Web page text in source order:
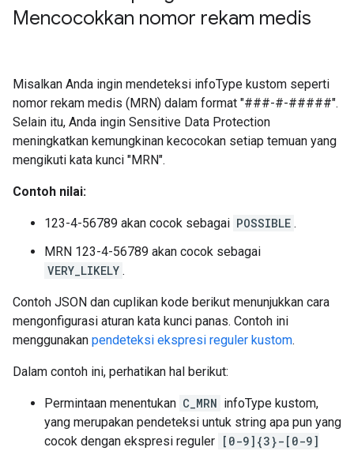
Mencocokkan nomor rekam medis
Misalkan Anda ingin mendeteksi infoType kustom seperti
nomor rekam medis (MRN) dalam format "###-#-#####".
Selain itu, Anda ingin Sensitive Data Protection
meningkatkan kemungkinan kecocokan setiap temuan yang
mengikuti kata kunci "MRN".
Contoh nilai:
123-4-56789 akan cocok sebagai POSSIBLE .
MRN 123-4-56789 akan cocok sebagai
VERY_LIKELY .
Contoh JSON dan cuplikan kode berikut menunjukkan cara
mengonfigurasi aturan kata kunci panas. Contoh ini
menggunakan pendeteksi ekspresi reguler kustom.
Dalam contoh ini, perhatikan hal berikut:
Permintaan menentukan C_MRN infoType kustom,
yang merupakan pendeteksi untuk string apa pun yang
cocok dengan ekspresi reguler [0-9]{3}-[0-9]